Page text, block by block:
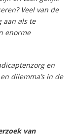
Veel van de
aan als te
enorme
en
dilemma’s in de
van